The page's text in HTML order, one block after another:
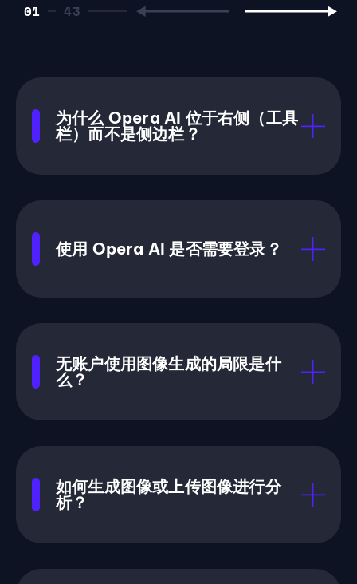
01
为什么 Opera AI 位于右侧（工具
栏）而不是侧边栏？
使用 Opera AI 是否需要登录？
无账户使用图像生成的局限是什
么？
如何生成图像或上传图像进行分
析？